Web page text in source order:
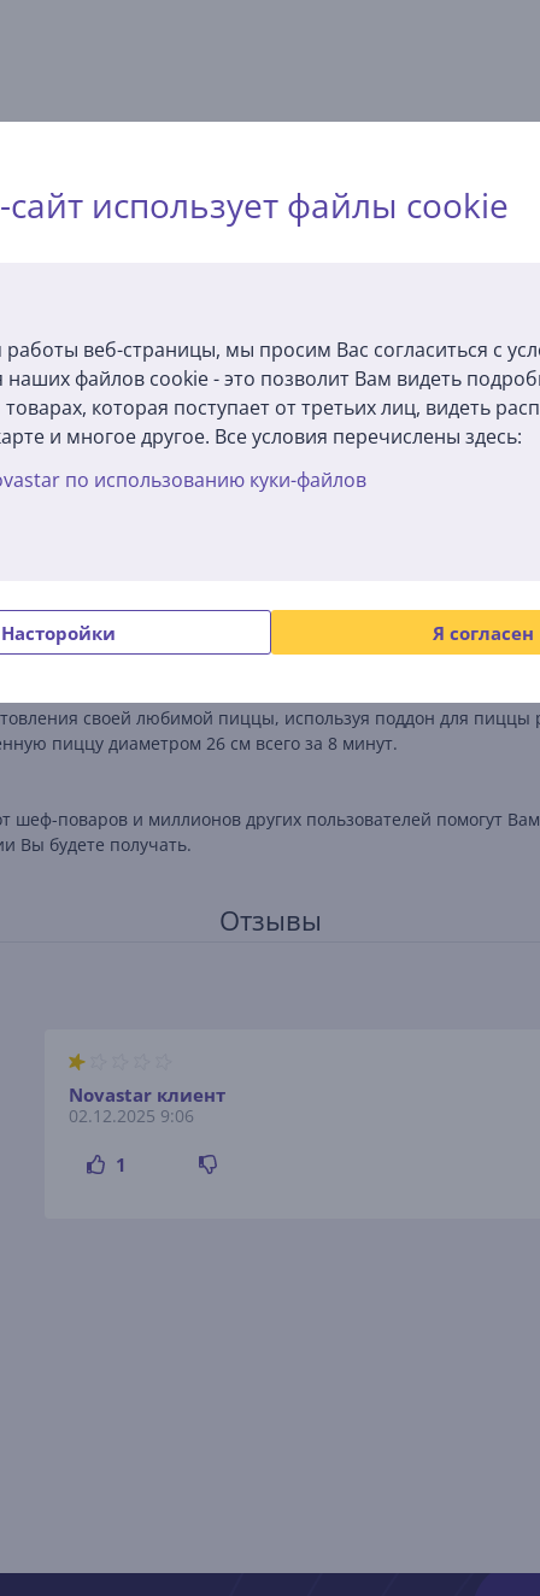
использует файлы cookie
веб-страницы, мы просим Вас согласиться с
наших файлов cookie - это позволит Вам видеть
которая поступает от третьих лиц, видеть
и многое другое. Все условия перечислены здесь:
по использованию куки-файлов
Насторойки Я согласен
Спецификация
Цвет
черный
машине, что делает их повторное использование еще
своей любимой пиццы, используя поддон для
пиццу диаметром 26 см всего за 8 минут.
шеф-поваров и миллионов других пользователей помогут
Вы будете получать.
Отзывы
Novastar клиент
02.12.2025 9:06
1